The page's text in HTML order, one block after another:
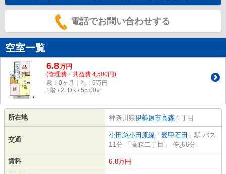
電話でお問い合わせする
空室一覧
6.8万円
(管理費・共益費 4,500円)
敷：0ヶ月｜礼：0万円
1階 / 2LDK / 55.00㎡
所在地 神奈川県伊勢原市高森 １丁目
交通
小田急小田原線 「 愛甲石田 」駅 バス
11分 「高森二丁目」 停歩6分
賃料 6.8万円